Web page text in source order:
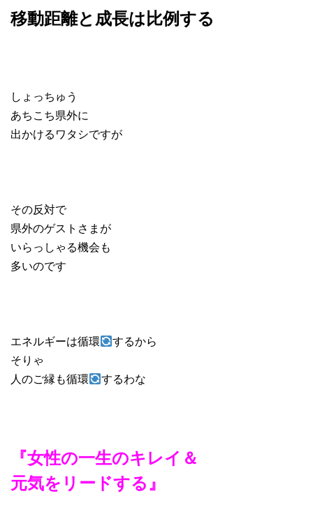
移動距離と成長は比例する
しょっちゅう
あちこち県外に
出かけるワタシですが
その反対で
県外のゲストさまが
いらっしゃる機会も
多いのです
エネルギーは循環
するから
そりゃ
人のご縁も循環
するわな
『女性の一生のキレイ＆
元気をリードする』